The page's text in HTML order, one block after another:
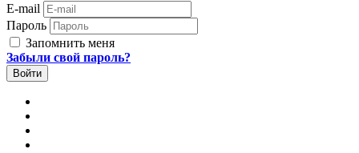
E-mail
Пароль
Запомнить меня
Забыли свой пароль?